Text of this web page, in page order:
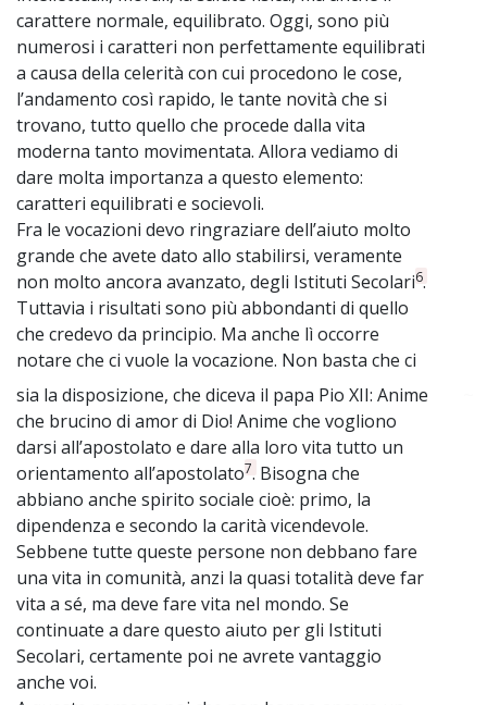
carattere normale, equilibrato. Oggi, sono più
numerosi i caratteri non perfettamente equilibrati
a causa della celerità con cui procedono le cose,
l’andamento così rapido, le tante novità che si
trovano, tutto quello che procede dalla vita
moderna tanto movimentata. Allora vediamo di
dare molta importanza a questo elemento:
caratteri equilibrati e socievoli.
Fra le vocazioni devo ringraziare dell’aiuto molto
grande che avete dato allo stabilirsi, veramente
non molto ancora avanzato, degli Istituti Secolari6.
Tuttavia i risultati sono più abbondanti di quello
che credevo da principio. Ma anche lì occorre
notare che ci vuole la vocazione. Non basta che ci
sia la disposizione, che diceva il papa Pio XII: Anime
che brucino di amor di Dio! Anime che vogliono
darsi all’apostolato e dare alla loro vita tutto un
orientamento all’apostolato7. Bisogna che
abbiano anche spirito sociale cioè: primo, la
dipendenza e secondo la carità vicendevole.
Sebbene tutte queste persone non debbano fare
una vita in comunità, anzi la quasi totalità deve far
vita a sé, ma deve fare vita nel mondo. Se
continuate a dare questo aiuto per gli Istituti
Secolari, certamente poi ne avrete vantaggio
anche voi.